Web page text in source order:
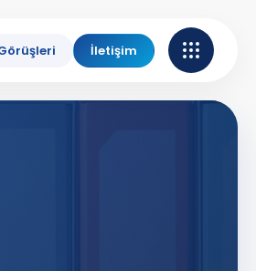
İletişim